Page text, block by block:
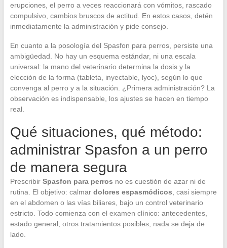
erupciones, el perro a veces reaccionará con vómitos, rascado
compulsivo, cambios bruscos de actitud. En estos casos, detén
inmediatamente la administración y pide consejo.
En cuanto a la posología del Spasfon para perros, persiste una
ambigüedad. No hay un esquema estándar, ni una escala
universal: la mano del veterinario determina la dosis y la
elección de la forma (tableta, inyectable, lyoc), según lo que
convenga al perro y a la situación. ¿Primera administración? La
observación es indispensable, los ajustes se hacen en tiempo
real.
Qué situaciones, qué método:
administrar Spasfon a un perro
de manera segura
Prescribir Spasfon para perros no es cuestión de azar ni de
rutina. El objetivo: calmar dolores espasmódicos , casi siempre
en el abdomen o las vías biliares, bajo un control veterinario
estricto. Todo comienza con el examen clínico: antecedentes,
estado general, otros tratamientos posibles, nada se deja de
lado.